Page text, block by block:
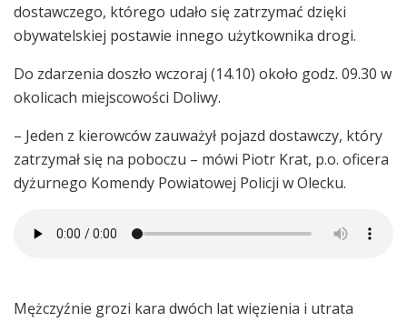
dostawczego, którego udało się zatrzymać dzięki
obywatelskiej postawie innego użytkownika drogi.
Do zdarzenia doszło wczoraj (14.10) około godz. 09.30 w
okolicach miejscowości Doliwy.
– Jeden z kierowców zauważył pojazd dostawczy, który
zatrzymał się na poboczu – mówi Piotr Krat, p.o. oficera
dyżurnego Komendy Powiatowej Policji w Olecku.
Mężczyźnie grozi kara dwóch lat więzienia i utrata